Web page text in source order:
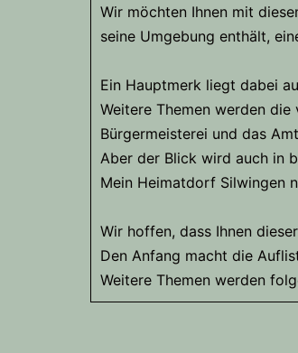
Wir möchten Ihnen mit
seine Umgebung enthält,
Ein Hauptmerk liegt dabei
Weitere Themen werden
Bürgermeisterei und das
Aber der Blick wird auch in
Mein Heimatdorf Silwingen
Wir hoffen, dass Ihnen
Den Anfang macht die
Weitere Themen werden